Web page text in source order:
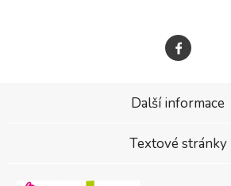
Další informace
Textové stránky